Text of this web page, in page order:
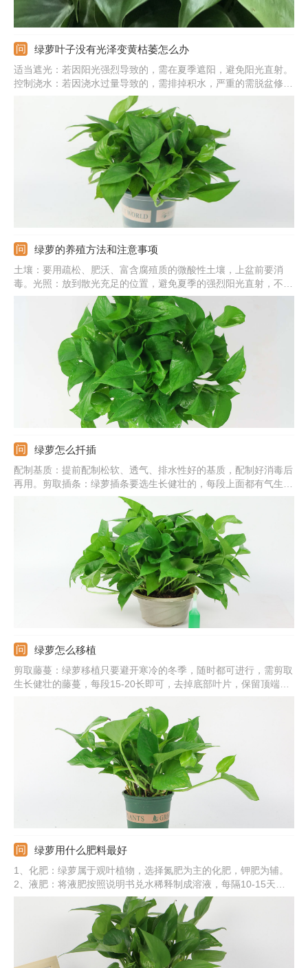
绿萝叶子没有光泽变黄枯萎怎么办
适当遮光：若因阳光强烈导致的，需在夏季遮阳，避免阳光直射。
控制浇水：若因浇水过量导致的，需排掉积水，严重的需脱盆修剪
烂根。稀释余肥：若因施肥太多导致的，需浇水稀释余肥，严重的
要更换新的土壤。调整温度：若因温度太低导致的，需在冬季注意
保温，过冬温度应在10℃以上。
绿萝的养殖方法和注意事项
土壤：要用疏松、肥沃、富含腐殖质的微酸性土壤，上盆前要消
毒。光照：放到散光充足的位置，避免夏季的强烈阳光直射，不要
在阴处养。水分：保持盆土湿润状，冬季控水，夏季要充分浇水，
并给叶片喷水。注意事项：过冬温度应在10℃以上，室内环境要流
通，不能太闷。
绿萝怎么扦插
配制基质：提前配制松软、透气、排水性好的基质，配制好消毒后
再用。剪取插条：绿萝插条要选生长健壮的，每段上面都有气生根
才行，还要剪掉顶端的叶片。扦插入土：基质表面戳小洞，插条蘸
取生根粉，直接插入基质中，浇透水。插后管理：提供温暖、湿
润、通风好的环境，基质干燥需及时浇水保湿。
绿萝怎么移植
剪取藤蔓：绿萝移植只要避开寒冷的冬季，随时都可进行，需剪取
生长健壮的藤蔓，每段15-20长即可，去掉底部叶片，保留顶端的
质中，浇透水，提供适宜环境，很快可生根。水培移植：准备透明
的容器和纯净水，将茎蔓插入容器中，勤换水，十天左右可生根。
绿萝用什么肥料最好
1、化肥：绿萝属于观叶植物，选择氮肥为主的化肥，钾肥为辅。
2、液肥：将液肥按照说明书兑水稀释制成溶液，每隔10-15天施
一次。3、叶面肥：将叶面肥兑水稀释，均匀向绿萝的叶片喷洒。
4、自制肥：绿萝也可以自制有机肥来施加，比如，淘米水、养鱼